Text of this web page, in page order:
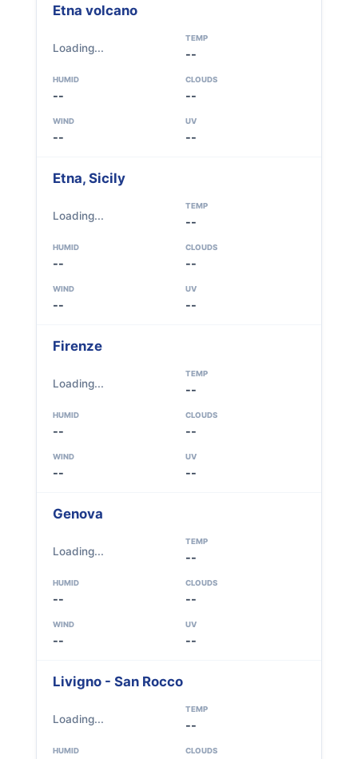
Etna volcano
Loading...
TEMP
--
HUMID
--
CLOUDS
--
WIND
--
UV
--
Etna, Sicily
Loading...
TEMP
--
HUMID
--
CLOUDS
--
WIND
--
UV
--
Firenze
Loading...
TEMP
--
HUMID
--
CLOUDS
--
WIND
--
UV
--
Genova
Loading...
TEMP
--
HUMID
--
CLOUDS
--
WIND
--
UV
--
Livigno - San Rocco
Loading...
TEMP
--
HUMID CLOUDS